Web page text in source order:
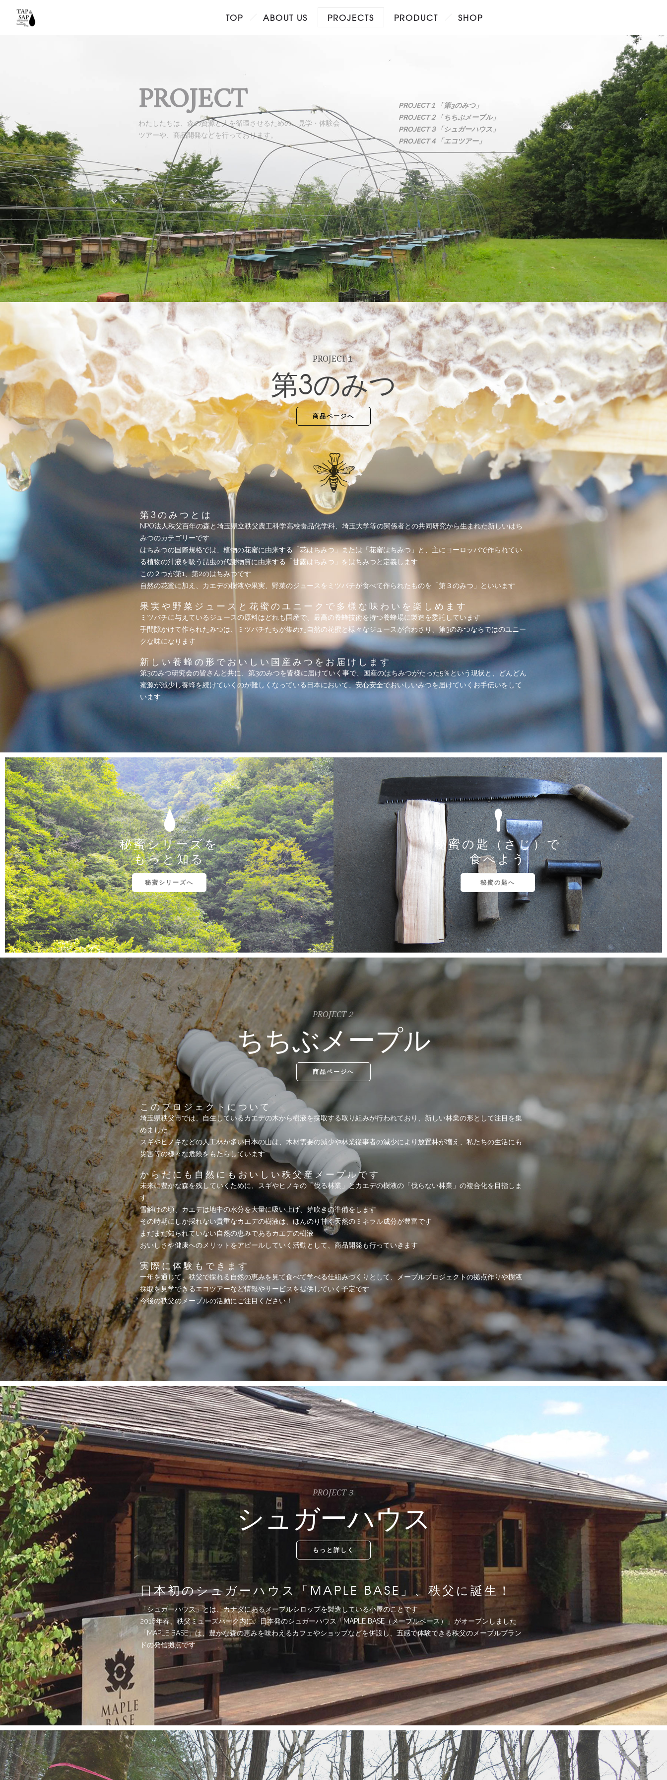
TOP ABOUT US PROJECTS PRODUCT SHOP
PROJECT
わたしたちは、森の資源と人を循環させるための、見学・体験会
ツアーや、商品開発などを行っております。
PROJECT１「第3のみつ」
PROJECT２「ちちぶメープル」
PROJECT３「シュガーハウス」
PROJECT４「エコツアー」
PROJECT１
第3のみつ
商品ページへ
第3のみつとは
NPO法人秩父百年の森と埼玉県立秩父農工科学高校食品化学科、埼玉大学等の関係者との共同研究から生まれた新しいはち
みつのカテゴリーです
はちみつの国際規格では、植物の花蜜に由来する「花はちみつ」または「花蜜はちみつ」と、主にヨーロッパで作られてい
る植物の汁液を吸う昆虫の代謝物質に由来する「甘露はちみつ」をはちみつと定義します
この２つが第1、第2のはちみつです
自然の花蜜に加え、カエデの樹液や果実、野菜のジュースをミツバチが食べて作られたものを「第３のみつ」といいます
果実や野菜ジュースと花蜜のユニークで多様な味わいを楽しめます
ミツバチに与えているジュースの原料はどれも国産で、最高の養蜂技術を持つ養蜂場に製造を委託しています
手間隙かけて作られたみつは、ミツバチたちが集めた自然の花蜜と様々なジュースが合わさり、第3のみつならではのユニー
クな味になります
新しい養蜂の形でおいしい国産みつをお届けします
第3のみつ研究会の皆さんと共に、第3のみつを皆様に届けていく事で、国産のはちみつがたった5％という現状と、どんどん
蜜源が減少し養蜂を続けていくのが難しくなっている日本において、安心安全でおいしいみつを届けていくお手伝いをして
います
秘蜜シリーズを
もっと知る
秘蜜シリーズへ
秘蜜の匙（さじ）で
食べよう
秘蜜の匙へ
PROJECT２
ちちぶメープル
商品ページへ
このプロジェクトについて
埼玉県秩父市では、自生しているカエデの木から樹液を採取する取り組みが行われており、新しい林業の形として注目を集
めました
スギやヒノキなどの人工林が多い日本の山は、木材需要の減少や林業従事者の減少により放置林が増え、私たちの生活にも
災害等の様々な危険をもたらしています
からだにも自然にもおいしい秩父産メープルです
未来に豊かな森を残していくために、スギやヒノキの「伐る林業」とカエデの樹液の「伐らない林業」の複合化を目指しま
す
雪解けの頃、カエデは地中の水分を大量に吸い上げ、芽吹きの準備をします
その時期にしか採れない貴重なカエデの樹液は、ほんのり甘く天然のミネラル成分が豊富です
まだまだ知られていない自然の恵みであるカエデの樹液
おいしさや健康へのメリットをアピールしていく活動として、商品開発も行っていきます
実際に体験もできます
一年を通じて、秩父で採れる自然の恵みを見て食べて学べる仕組みづくりとして、メープルプロジェクトの拠点作りや樹液
採取を見学できるエコツアーなど情報やサービスを提供していく予定です
今後の秩父のメープルの活動にご注目ください！
PROJECT３
シュガーハウス
もっと詳しく
日本初のシュガーハウス「MAPLE BASE」、秩父に誕生！
「シュガーハウス」とは、カナダにあるメープルシロップを製造している小屋のことです
2016年春、秩父ミューズパーク内に、日本発のシュガーハウス「MAPLE BASE（メープルベース）」がオープンしました
「MAPLE BASE」は、豊かな森の恵みを味わえるカフェやショップなどを併設し、五感で体験できる秩父のメープルブラン
ドの発信拠点です